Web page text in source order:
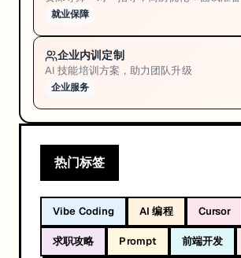
就业保障
企业内训定制
AI 技能培训方案，助力团队升级
企业服务
热门标签
Vibe Coding AI 编程 Cursor
求职攻略 Prompt 前端开发